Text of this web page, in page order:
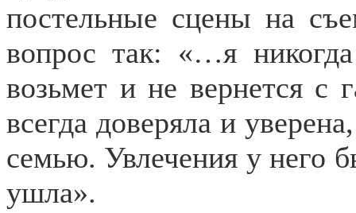
постельные сцены на
вопрос так: «…я
возьмет и не вернется с
всегда доверяла и
семью. Увлечения у него
ушла».